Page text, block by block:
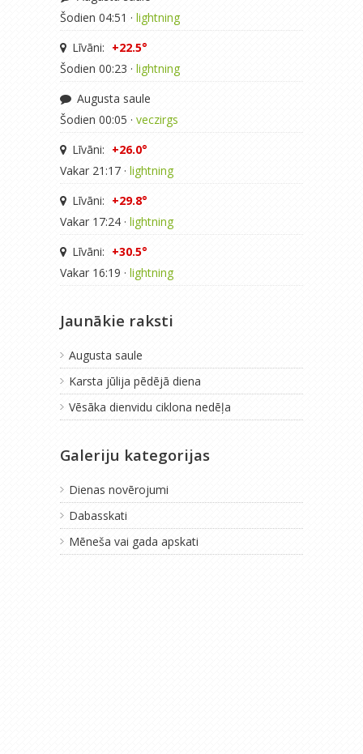
Šodien 04:51 · lightning
Līvāni: +22.5°
Šodien 00:23 · lightning
Augusta saule
Šodien 00:05 · veczirgs
Līvāni: +26.0°
Vakar 21:17 · lightning
Līvāni: +29.8°
Vakar 17:24 · lightning
Līvāni: +30.5°
Vakar 16:19 · lightning
Jaunākie raksti
Augusta saule
Karsta jūlija pēdējā diena
Vēsāka dienvidu ciklona nedēļa
Galeriju kategorijas
Dienas novērojumi
Dabasskati
Mēneša vai gada apskati